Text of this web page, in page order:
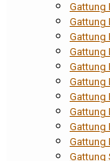
Gattung
Gattung
Gattung
Gattung
Gattung
Gattung
Gattung
Gattung
Gattung
Gattung
Gattung